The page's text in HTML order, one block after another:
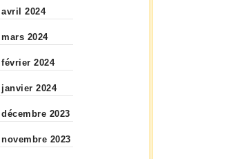
avril 2024
mars 2024
février 2024
janvier 2024
décembre 2023
novembre 2023